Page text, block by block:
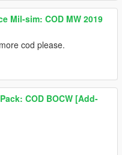
Mil-sim: COD MW 2019
cod please.
COD BOCW [Add-